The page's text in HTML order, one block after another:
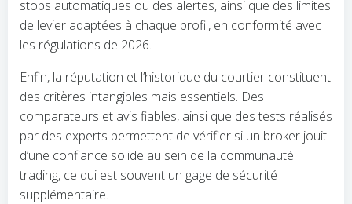
stops automatiques ou des alertes, ainsi que des limites
de levier adaptées à chaque profil, en conformité avec
les régulations de 2026.
Enfin, la réputation et l’historique du courtier constituent
des critères intangibles mais essentiels. Des
comparateurs et avis fiables, ainsi que des tests réalisés
par des experts permettent de vérifier si un broker jouit
d’une confiance solide au sein de la communauté
trading, ce qui est souvent un gage de sécurité
supplémentaire.